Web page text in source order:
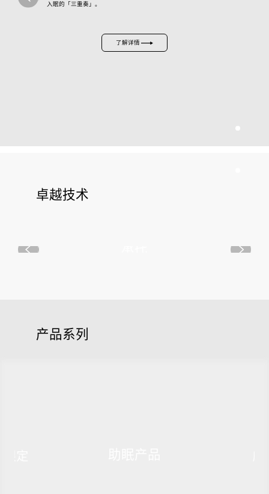
入眠的「三重奏」。
了解详情
卓越技术
产品系列